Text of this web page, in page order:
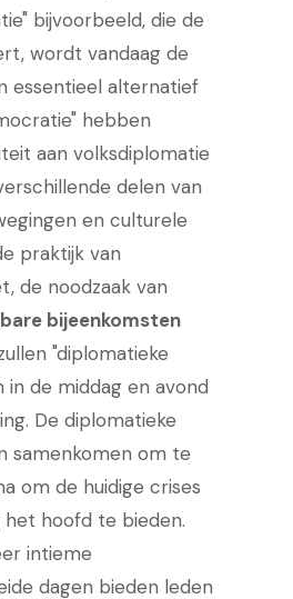
bijvoorbeeld, die de
wordt vandaag de
essentieel alternatief
hebben
aan volksdiplomatie
delen van
en culturele
praktijk van
de noodzaak van
bijeenkomsten
"diplomatieke
de middag en avond
De diplomatieke
samenkomen om te
om de huidige crises
hoofd te bieden.
intieme
dagen bieden leden